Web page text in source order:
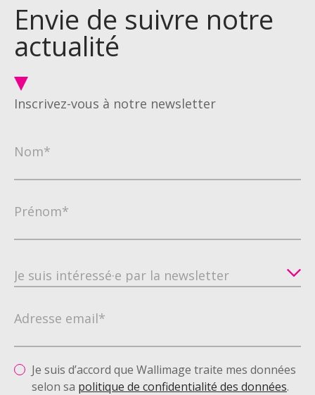
Envie de suivre notre
actualité
Inscrivez-vous à notre newsletter
Nom*
Prénom*
Adresse email*
Je suis d’accord que Wallimage traite mes données
selon sa politique de confidentialité des données.